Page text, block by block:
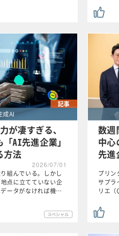
記事
成AI
が凄すぎる、
AI先進企業」
方法
2026/07/01
組んでいる。しかし
点に立てていない企
ータがなければ機…
数
中心
先
プリン
サプラ
リエ